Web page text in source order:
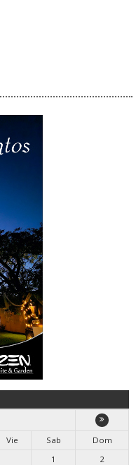
Vie Sab
Dom
1
2